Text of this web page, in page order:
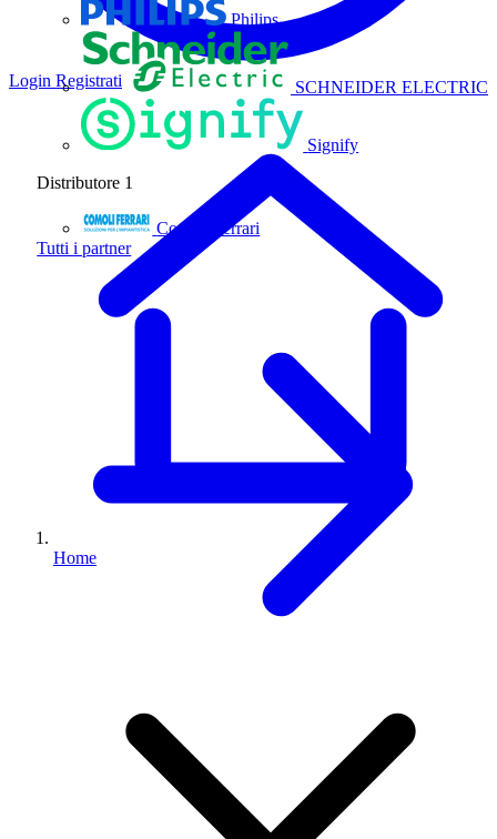
Philips
SCHNEIDER ELECTRIC
Signify
Distributore 1
Comoli Ferrari
Tutti i partner
Login Registrati
Home